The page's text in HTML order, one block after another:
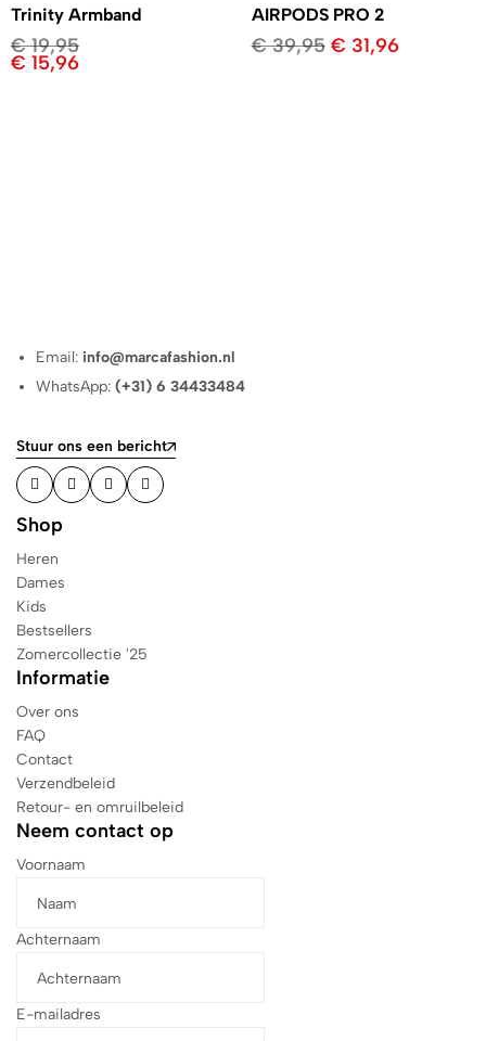
Trinity Armband
€19,95
€ 15,96
AIRPODS PRO 2
€39,95 € 31,96
Email: info@marcafashion.nl
WhatsApp:(+31) 6 34433484
Stuur ons een bericht
Shop
Heren
Dames
Kids
Bestsellers
Zomercollectie '25
Informatie
Over ons
FAQ
Contact
Verzendbeleid
Retour- en omruilbeleid
Neem contact op
Voornaam
Achternaam
E-mailadres